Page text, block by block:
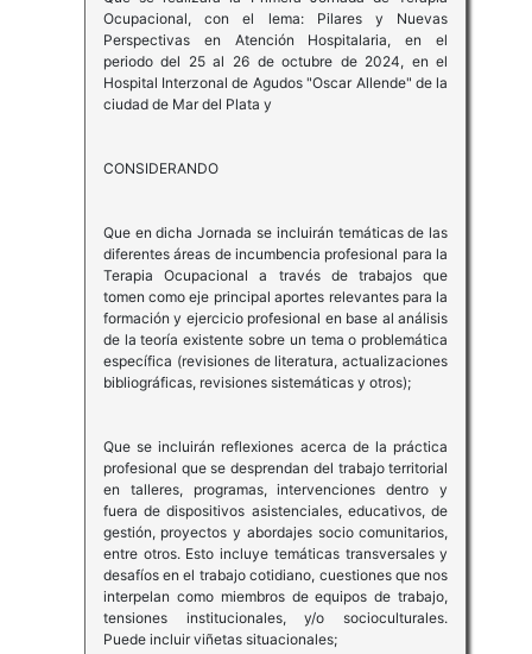
Ocupacional, con el lema: Pilares y Nuevas
Perspectivas en Atención Hospitalaria, en el
periodo del 25 al 26 de octubre de 2024, en el
Hospital Interzonal de Agudos "Oscar Allende" de la
ciudad de Mar del Plata y
CONSIDERANDO
Que en dicha Jornada se incluirán temáticas de las
diferentes áreas de incumbencia profesional para la
Terapia Ocupacional a través de trabajos que
tomen como eje principal aportes relevantes para la
formación y ejercicio profesional en base al análisis
de la teoría existente sobre un tema o problemática
específica (revisiones de literatura, actualizaciones
bibliográficas, revisiones sistemáticas y otros);
Que se incluirán reflexiones acerca de la práctica
profesional que se desprendan del trabajo territorial
en talleres, programas, intervenciones dentro y
fuera de dispositivos asistenciales, educativos, de
gestión, proyectos y abordajes socio comunitarios,
entre otros. Esto incluye temáticas transversales y
desafíos en el trabajo cotidiano, cuestiones que nos
interpelan como miembros de equipos de trabajo,
tensiones institucionales, y/o socioculturales.
Puede incluir viñetas situacionales;